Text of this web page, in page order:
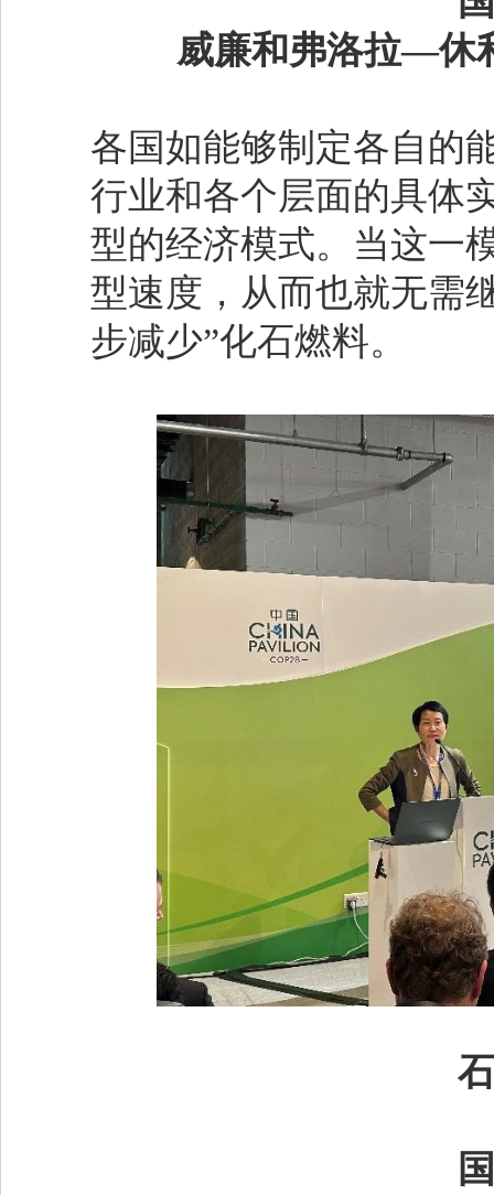
威廉和弗洛拉—休
各国如能够制定各自的
行业和各个层面的具体
型的经济模式。当这一
型速度，从而也就无需
步减少”化石燃料。